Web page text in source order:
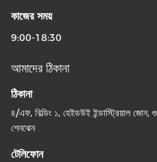
কাজের সময়
9:00-18:30
আমাদের ঠিকানা
ঠিকানা
৪/এফ, বিল্ডিং ১, হেইডউই ইন্ডাস্ট্রিয়াল জোন,
শেনঝেন
টেলিফোন